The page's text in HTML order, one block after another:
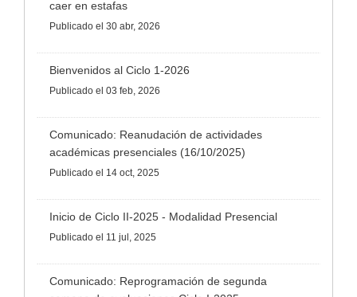
caer en estafas
Publicado el 30 abr, 2026
Bienvenidos al Ciclo 1-2026
Publicado el 03 feb, 2026
Comunicado: Reanudación de actividades
académicas presenciales (16/10/2025)
Publicado el 14 oct, 2025
Inicio de Ciclo II-2025 - Modalidad Presencial
Publicado el 11 jul, 2025
Comunicado: Reprogramación de segunda